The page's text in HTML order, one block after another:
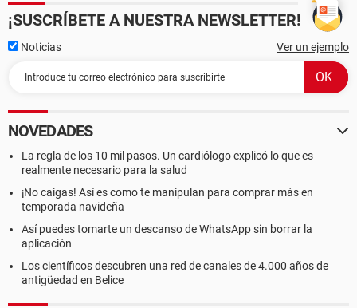
¡SUSCRÍBETE A NUESTRA NEWSLETTER!
Noticias Ver un ejemplo
NOVEDADES
La regla de los 10 mil pasos. Un cardiólogo explicó lo que es
realmente necesario para la salud
¡No caigas! Así es como te manipulan para comprar más en
temporada navideña
Así puedes tomarte un descanso de WhatsApp sin borrar la
aplicación
Los científicos descubren una red de canales de 4.000 años de
antigüedad en Belice